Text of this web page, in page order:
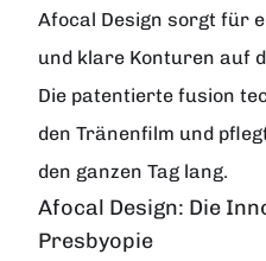
Afocal Design sorgt für
und klare Konturen auf
Die patentierte fusion
den Tränenfilm und
den ganzen Tag lang.
Afocal Design: Die
Presbyopie